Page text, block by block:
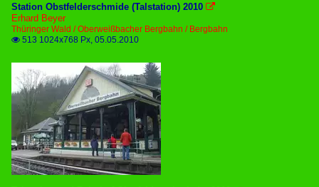
Station Obstfelderschmide (Talstation) 2010 
Erhard Beyer
Thüringer Wald / Oberweißbacher Bergbahn / Bergbahn
 513 1024x768 Px, 05.05.2010